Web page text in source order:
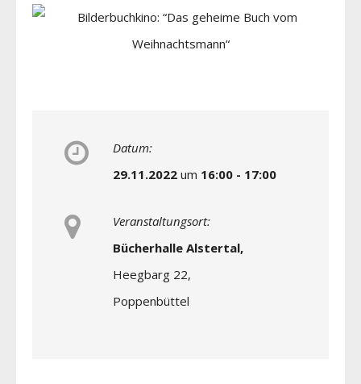
Datum:
29.11.2022 um 16:00 - 17:00
Veranstaltungsort:
Bücherhalle Alstertal,
Heegbarg 22,
Poppenbüttel